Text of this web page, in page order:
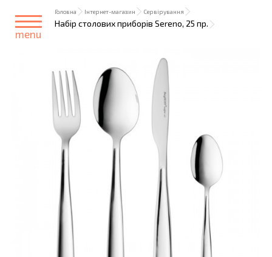
menu
Головна Інтернет-магазин Сервірування
Набір столових приборів Sereno, 25 пр.